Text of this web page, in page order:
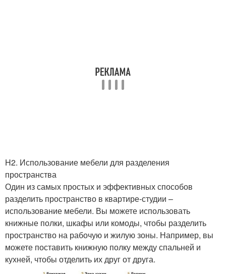
H2. Использование мебели для разделения
пространства
Один из самых простых и эффективных способов
разделить пространство в квартире-студии –
использование мебели. Вы можете использовать
книжные полки, шкафы или комоды, чтобы разделить
пространство на рабочую и жилую зоны. Например, вы
можете поставить книжную полку между спальней и
кухней, чтобы отделить их друг от друга.